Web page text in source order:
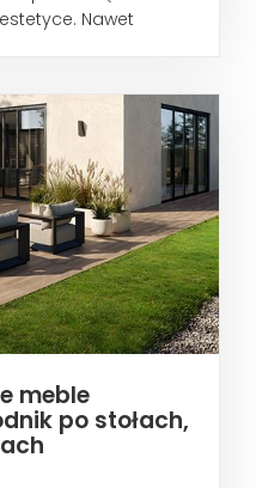
Nawet
meble
po stołach,